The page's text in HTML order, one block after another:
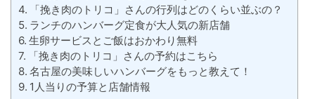
「挽き肉のトリコ」さんの行列はどのくらい並ぶの？
ランチのハンバーグ定食が大人気の新店舗
生卵サービスとご飯はおかわり無料
「挽き肉のトリコ」さんの予約はこちら
名古屋の美味しいハンバーグをもっと教えて！
1人当りの予算と店舗情報